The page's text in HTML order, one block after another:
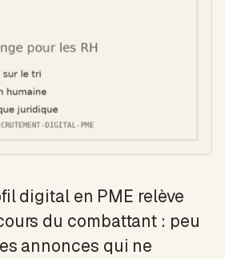
digital en PME relève
du combattant : peu
annonces qui ne